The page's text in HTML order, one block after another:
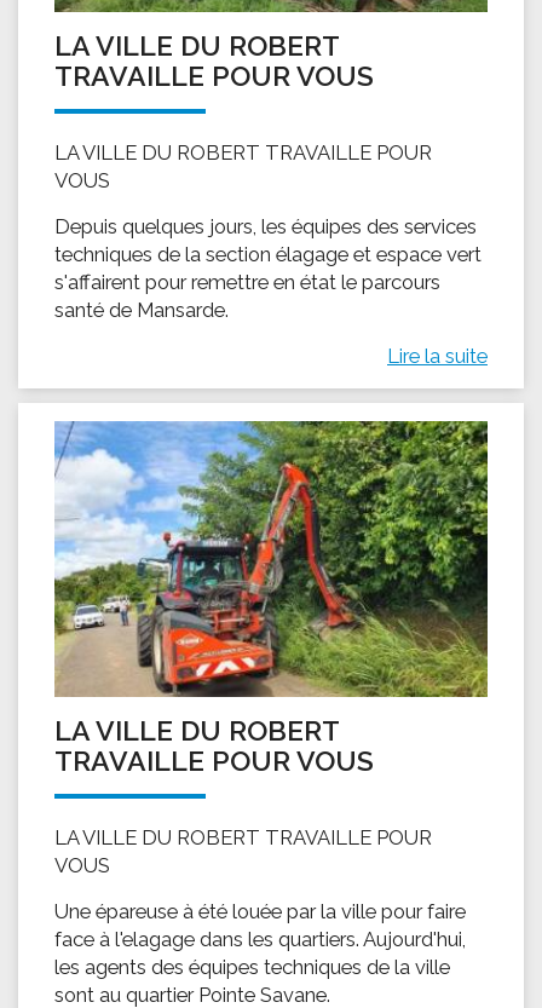
LA VILLE DU ROBERT
TRAVAILLE POUR VOUS
LA VILLE DU ROBERT TRAVAILLE POUR
VOUS
Depuis quelques jours, les équipes des services
techniques de la section élagage et espace vert
s'affairent pour remettre en état le parcours
santé de Mansarde.
Lire la suite
LA VILLE DU ROBERT
TRAVAILLE POUR VOUS
LA VILLE DU ROBERT TRAVAILLE POUR
VOUS
Une épareuse à été louée par la ville pour faire
face à l'elagage dans les quartiers. Aujourd'hui,
les agents des équipes techniques de la ville
sont au quartier Pointe Savane.